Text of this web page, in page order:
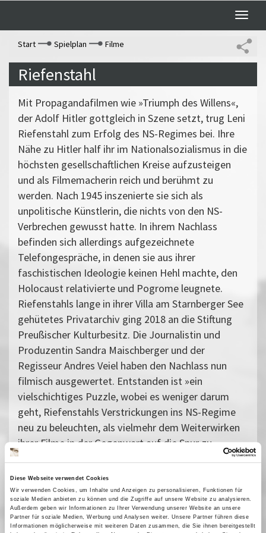
Diese Webseite verwendet Cookies
Wir verwenden Cookies, um Inhalte und Anzeigen zu personalisieren, Funktionen für
soziale Medien anbieten zu können und die Zugriffe auf unsere Website zu analysieren.
Außerdem geben wir Informationen zu Ihrer Verwendung unserer Website an unsere
Partner für soziale Medien, Werbung und Analysen weiter. Unsere Partner führen diese
Informationen möglicherweise mit weiteren Daten zusammen, die Sie ihnen bereitgestellt
Toggle
Start
Spielplan Filme
Riefenstahl
Mit Propagandafilmen wie »Triumph des Willens«,
der Adolf Hitler gottgleich in Szene setzt, trug Leni
Riefenstahl zum Erfolg des NS-Regimes bei. Ihre
Nähe zu Hitler half ihr im Nationalsozialismus in die
höchsten gesellschaftlichen Kreise aufzusteigen
und als Filmemacherin reich und berühmt zu
werden. Nach 1945 inszenierte sie sich als
unpolitische Künstlerin, die nichts von den NS-
Verbrechen gewusst hatte. In ihrem Nachlass
befinden sich allerdings aufgezeichnete
Telefongespräche, in denen sie aus ihrer
faschistischen Ideologie keinen Hehl machte, den
Holocaust relativierte und Pogrome leugnete.
Riefenstahls lange in ihrer Villa am Starnberger See
gehütetes Privatarchiv ging 2018 an die Stiftung
Preußischer Kulturbesitz. Die Journalistin und
Produzentin Sandra Maischberger und der
Regisseur Andres Veiel haben den Nachlass nun
filmisch ausgewertet. Entstanden ist »ein
vielschichtiges Puzzle, wobei es weniger darum
geht, Riefenstahls Verstrickungen ins NS-Regime
neu zu beleuchten, als vielmehr dem Weiterwirken
ihrer Filme in der Gegenwart auf die Spur zu
kommen.« (Filmdienst)
Vergangene Vorstellungen
01 März 2025| 17:00
07 März 2025 | 21:30